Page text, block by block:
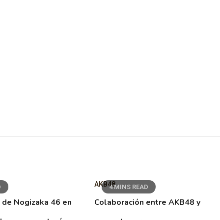
Nogizaka 46 en
4 MINS READ
AKB48
Colaboración entre AKB48 y